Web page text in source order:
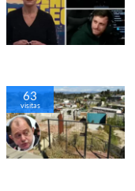
63
visitas